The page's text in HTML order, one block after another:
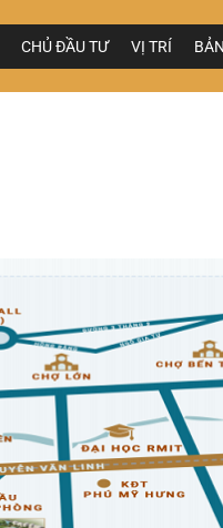
CHỦ ĐẦU TƯ VỊ TRÍ